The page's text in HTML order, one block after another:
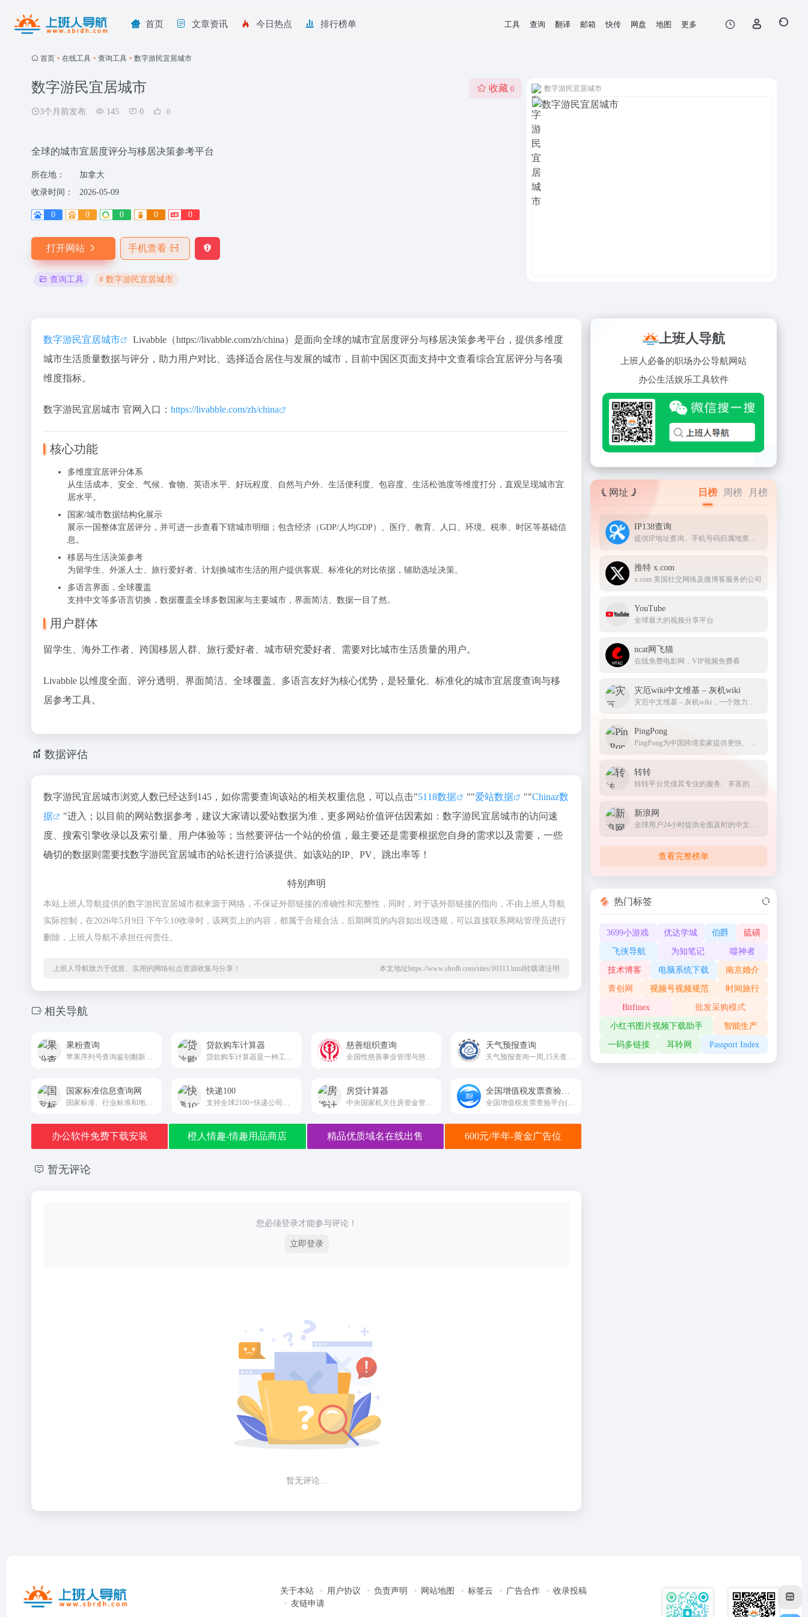
首页 文章资讯 今日热点 排行榜单 工具 查询 翻译 邮箱 快传 网盘 地图 更多
首页 • 在线工具 • 查询工具 • 数字游民宜居城市
数字游民宜居城市
3个月前发布 145 0 0
收藏 0
全球的城市宜居度评分与移居决策参考平台
所在地：
加拿大
收录时间：
2026-05-09
0 0 0 0 0
打开网站 手机查看
查询工具 # 数字游民宜居城市
数字游民宜居城市
数字游民宜居城市 Livabble（https://livabble.com/zh/china）是面向全球的城市宜居度评分与移居决策参考平台 ，提供多维度
城市生活质量数据与评分，助力用户对比、选择适合居住与发展的城市，目前中国区页面支持中文查看综合宜居评分与各项
维度指标。
数字游民宜居城市 官网入口： https://livabble.com/zh/china
核心功能
多维度宜居评分体系
从生活成本、安全、气候、食物、英语水平、好玩程度、自然与户外、生活便利度、包容度、生活松弛度等维度打分，直观呈现城市宜
居水平。
国家/城市数据结构化展示
展示一国整体宜居评分，并可进一步查看下辖城市明细；包含经济（GDP/人均GDP）、医疗、教育、人口、环境、税率、时区等基础信
息。
移居与生活决策参考
为留学生、外派人士、旅行爱好者、计划换城市生活的用户提供客观、标准化的对比依据，辅助选址决策。
多语言界面，全球覆盖
支持中文等多语言切换，数据覆盖全球多数国家与主要城市，界面简洁、数据一目了然。
用户群体
留学生、海外工作者、跨国移居人群、旅行爱好者、城市研究爱好者、需要对比城市生活质量的用户。
Livabble 以维度全面、评分透明、界面简洁、全球覆盖、多语言友好为核心优势，是轻量化、标准化的城市宜居度查询与移
居参考工具。
数据评估
数字游民宜居城市浏览人数已经达到145，如你需要查询该站的相关权重信息，可以点击"5118数据 ""爱站数据 ""Chinaz数
据
"进入；以目前的网站数据参考，建议大家请以爱站数据为准，更多网站价值评估因素如：数字游民宜居城市的访问速
度、搜索引擎收录以及索引量、用户体验等；当然要评估一个站的价值，最主要还是需要根据您自身的需求以及需要，一些
确切的数据则需要找数字游民宜居城市的站长进行洽谈提供。如该站的IP、PV、跳出率等！
特别声明
本站上班人导航提供的数字游民宜居城市都来源于网络，不保证外部链接的准确性和完整性，同时，对于该外部链接的指向，不由上班人导航
实际控制，在2026年5月9日 下午5:10收录时，该网页上的内容，都属于合规合法，后期网页的内容如出现违规，可以直接联系网站管理员进行
删除，上班人导航不承担任何责任。
上班人导航致力于优质、实用的网络站点资源收集与分享！ 本文地址https://www.sbrdh.com/sites/10313.html转载请注明
相关导航
果粉查询 贷款购车计算器 慈善组织查询
全国性慈善事业管理与慈善组织查询公开官方平台
天气预报查询
国家标准信息查询网 快递100 房贷计算器
办公软件免费下载安装 橙人情趣-情趣用品商店 精品优质域名在线出售 600元/半年-黄金广告位
暂无评论
您必须登录才能参与评论！
立即登录
暂无评论...
上班人导航
上班人必备的职场办公导航网站
办公生活娱乐工具软件
网址 日榜 周榜 月榜
IP138查询
提供IP地址查询、手机号码归属地查询、邮政编码查询及身份证号码验证等服务
推特 x.com
x.com 美国社交网络及微博客服务的公司
YouTube
全球最大的视频分享平台
ncat网飞猫
在线免费电影网，VIP视频免费看
灾厄wiki中文维基 – 灰机wiki
灾厄中文维基 – 灰机wiki，一个致力于提供详细游戏信息和攻略的综合性平台
PingPong
PingPong为中国跨境卖家提供更快、更便捷、更安全的跨境收款服务，围绕跨境商户和中小企业出海的综合需求，PingPong目前已建立了跨境收款、外贸B2B收付款、全球收单、全球分发、供应链融资、汇率管理、出口退税、VAT税务缴纳、SAAS企业服务等多元化的产品体系，产品服务覆盖全流程。
转转
转转平台凭借其专业的服务、丰富的品类和完善的功能体系，成为二手交易市场的佼佼者，为广大用户提供了便捷、安全且充满活力的闲置物品交易渠道。
新浪网
全球用户24小时提供全面及时的中文资讯
查看完整榜单
热门标签
3699小游戏 优达学城 伯爵 硫磺
飞侠导航 为知笔记 噬神者
技术博客 电脑系统下载 南京婚介
青创网 视频号视频规范 时间旅行
Bitfinex 批发采购模式
小红书图片视频下载助手 智能生产
一码多链接 耳聆网 Passport Index
关于本站 用户协议 负责声明 网站地图 标签云 广告合作
收录投稿
友链申请